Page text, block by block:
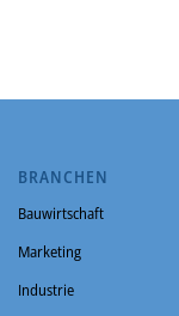
BRANCHEN
Bauwirtschaft
Marketing
Industrie